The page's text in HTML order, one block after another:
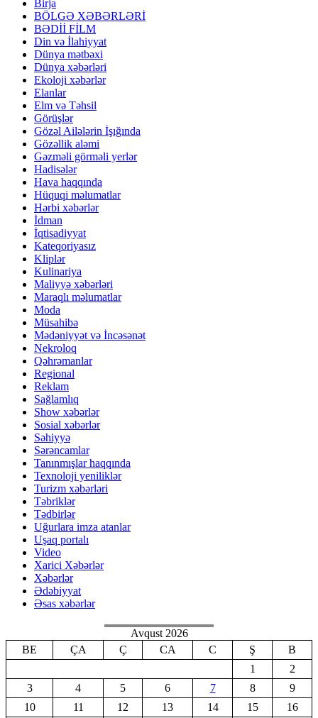
Birja
BÖLGƏ XƏBƏRLƏRİ
BƏDİİ FİLM
Din və İlahiyyat
Dünya mətbəxi
Dünya xəbərləri
Ekoloji xəbərlər
Elanlar
Elm və Təhsil
Görüşlər
Gözəl Ailələrin İşığında
Gözəllik aləmi
Gəzməli görməli yerlər
Hadisələr
Hava haqqında
Hüquqi məlumatlar
Hərbi xəbərlər
İdman
İqtisadiyyat
Kateqoriyasız
Kliplər
Kulinariya
Maliyyə xəbərləri
Maraqlı məlumatlar
Moda
Müsahibə
Mədəniyyət və İncəsənət
Nekroloq
Qəhrəmanlar
Regional
Reklam
Sağlamlıq
Show xəbərlər
Sosial xəbərlər
Səhiyyə
Sərəncamlar
Tanınmışlar haqqında
Texnoloji yeniliklər
Turizm xəbərləri
Təbriklər
Tədbirlər
Uğurlara imza atanlar
Uşaq portalı
Video
Xarici Xəbərlər
Xəbərlər
Ədəbiyyat
Əsas xəbərlər
Avqust 2026
BE
ÇA Ç CA C Ş
B
1
2
3
4 5 6 7 8
9
10
11 12 13 14 15
16